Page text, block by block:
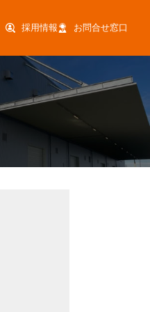
採用情報 お問合せ窓口